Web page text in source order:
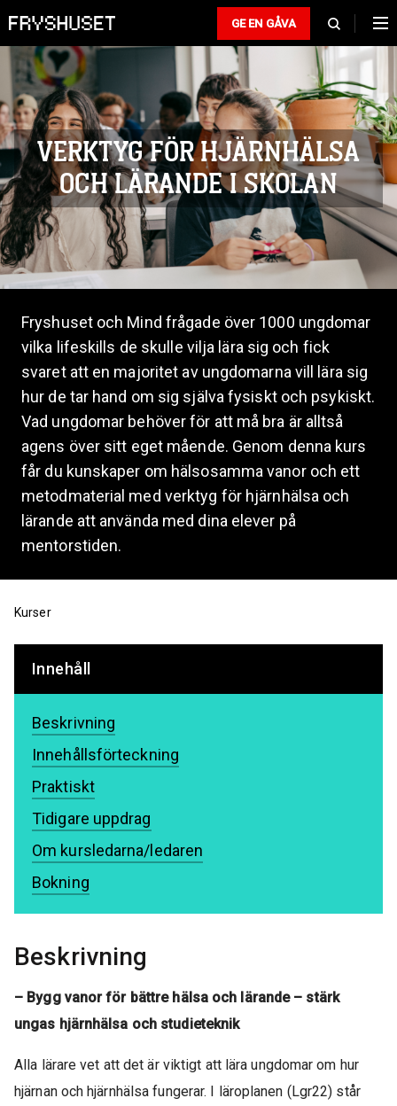
GE EN GÅVA
VERKTYG FÖR HJÄRNHÄLSA
OCH LÄRANDE I SKOLAN
Fryshuset och Mind frågade över 1000 ungdomar
vilka lifeskills de skulle vilja lära sig och fick
svaret att en majoritet av ungdomarna vill lära sig
hur de tar hand om sig själva fysiskt och psykiskt.
Vad ungdomar behöver för att må bra är alltså
agens över sitt eget mående. Genom denna kurs
får du kunskaper om hälsosamma vanor och ett
metodmaterial med verktyg för hjärnhälsa och
lärande att använda med dina elever på
mentorstiden.
Kurser
Innehåll
Beskrivning
Innehållsförteckning
Praktiskt
Tidigare uppdrag
Om kursledarna/ledaren
Bokning
Beskrivning
– Bygg vanor för bättre hälsa och lärande – stärk
ungas hjärnhälsa och studieteknik
Alla lärare vet att det är viktigt att lära ungdomar om hur
hjärnan och hjärnhälsa fungerar. I läroplanen (Lgr22) står